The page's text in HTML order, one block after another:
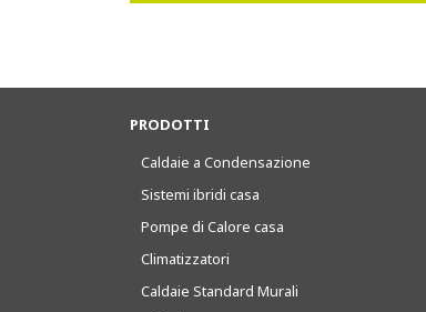
PRODOTTI
Caldaie a Condensazione
Sistemi ibridi casa
Pompe di Calore casa
Climatizzatori
Caldaie Standard Murali